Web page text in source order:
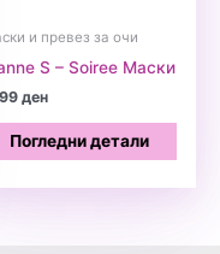
и превез за очи
S – Soiree Маски
ден
Погледни детали